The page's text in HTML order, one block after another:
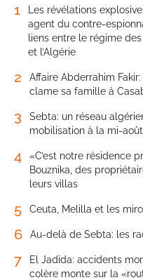
1
Les révélations
agent du contre-
liens entre le régime
et l’Algérie
2
Affaire Abderrahim
clame sa famille à
3
Sebta: un réseau
mobilisation à la mi-
4
«C’est notre résidence
Bouznika, des
leurs villas
5 Ceuta, Melilla et les
6 Au-delà de Sebta: les
7
El Jadida: accidents
colère monte sur la